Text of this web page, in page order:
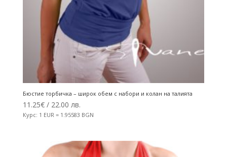
Бюстие торбичка – широк обем с набори и колан на талията
11.25€/ 22.00 лв.
Курс: 1 EUR = 1.95583 BGN